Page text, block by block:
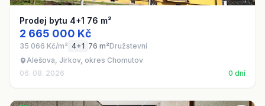
Prodej bytu 4+1 76 m²
2 665 000 Kč
35 066 Kč/m² 4+1 76 m²Družstevní
Alešova, Jirkov, okres Chomutov
06. 08. 2026
0 dní